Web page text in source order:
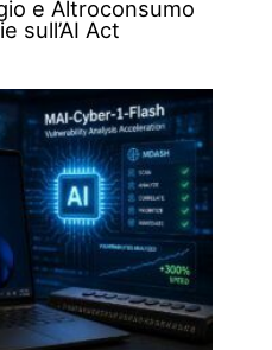
e Altroconsumo
sull’AI Act